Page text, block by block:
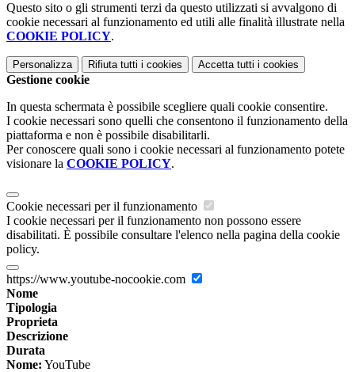
Questo sito o gli strumenti terzi da questo utilizzati si avvalgono di
cookie necessari al funzionamento ed utili alle finalità illustrate nella
COOKIE POLICY.
Personalizza Rifiuta tutti i cookies Accetta tutti i cookies
Gestione cookie
In questa schermata è possibile scegliere quali cookie consentire.
I cookie necessari sono quelli che consentono il funzionamento della
piattaforma e non è possibile disabilitarli.
Per conoscere quali sono i cookie necessari al funzionamento potete
visionare la COOKIE POLICY.
Cookie necessari per il funzionamento
I cookie necessari per il funzionamento non possono essere
disabilitati. È possibile consultare l'elenco nella pagina della cookie
policy.
https://www.youtube-nocookie.com
Nome
Tipologia
Proprieta
Descrizione
Durata
Nome: YouTube